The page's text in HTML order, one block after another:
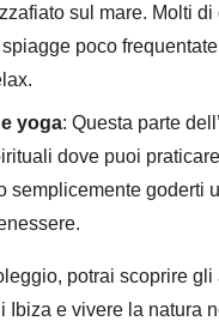
sul mare. Molti di
poco
yoga: Questa parte
dove puoi
semplicemente goderti
potrai scoprire
Ibiza e vivere la natura